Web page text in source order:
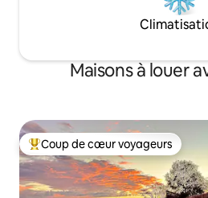
Maisons à louer
Coup de cœur voyageurs parmi
Coup de cœur voyageurs